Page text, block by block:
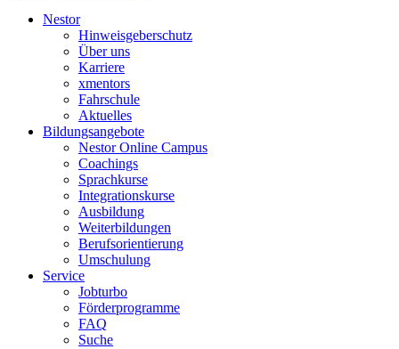
Nestor
Hinweisgeberschutz
Über uns
Karriere
xmentors
Fahrschule
Aktuelles
Bildungsangebote
Nestor Online Campus
Coachings
Sprachkurse
Integrationskurse
Ausbildung
Weiterbildungen
Berufsorientierung
Umschulung
Service
Jobturbo
Förderprogramme
FAQ
Suche